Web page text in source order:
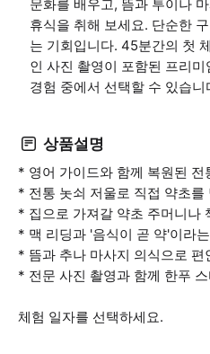
문화를 배우고, 뜸과 투이나
휴식을 취해 보세요. 단순한
는 기회입니다. 45분간의 첫
인 사진 촬영이 포함된 프리
경험 중에서 선택할 수 있습니
상품설명
* 영어 가이드와 함께 복원된
* 전통 놋쇠 저울로 직접 약초를
* 집으로 가져갈 약초 주머니나
* 맥 리딩과 '음식이 곧 약'이라
* 뜸과 추나 마사지 의식으로 편
* 전문 사진 촬영과 함께 한푸
체험 일자를 선택하세요.